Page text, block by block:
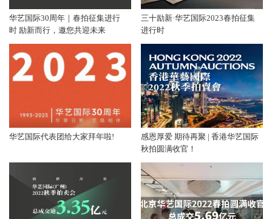
华艺国际30周年｜春拍征集进行
时 励新而行，邀您共迎未来
三十励新·华艺国际2023春拍征集
进行时
华艺国际代表团给大家拜年啦!
感恩厚爱 期待再聚 | 香港华艺国际
秋拍圆满收官！